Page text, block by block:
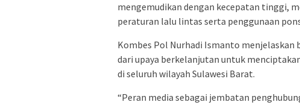
mengemudikan dengan kecepatan tinggi,
peraturan lalu lintas serta penggunaan
Kombes Pol Nurhadi Ismanto
dari upaya berkelanjutan untuk
di seluruh wilayah Sulawesi Barat.
“Peran media sebagai jembatan